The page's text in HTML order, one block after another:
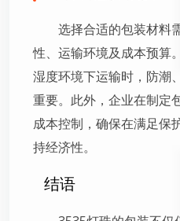
选择合适的包装材料
性、运输环境及成本预算
湿度环境下运输时，防潮
重要。此外，企业在制定
成本控制，确保在满足保
持经济性。
结语